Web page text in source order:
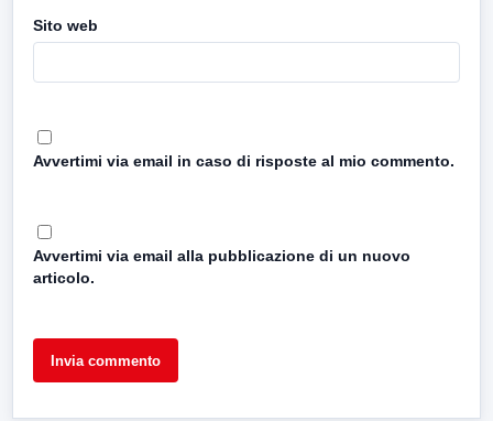
Sito web
Avvertimi via email in caso di risposte al mio commento.
Avvertimi via email alla pubblicazione di un nuovo
articolo.